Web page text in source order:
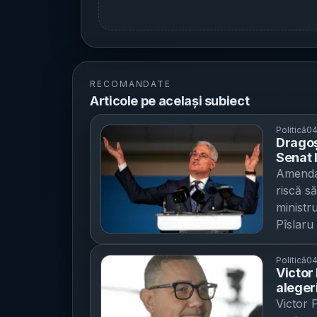
RECOMANDATE
Articole pe același subiect
Politică
Senat
riscă
cereri
marți
Politică
Victor
data
Victor